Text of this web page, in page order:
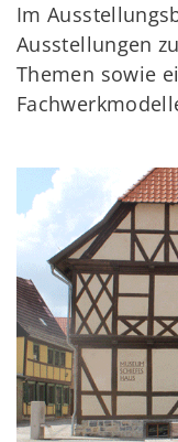
Im
Ausstellungen
Themen sowie